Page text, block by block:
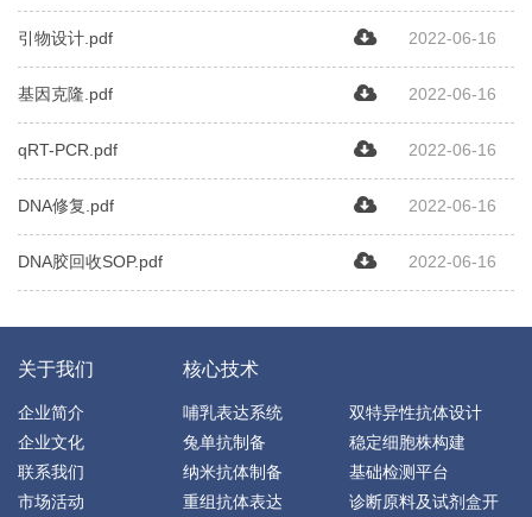
引物设计.pdf 2022-06-16
基因克隆.pdf 2022-06-16
qRT-PCR.pdf 2022-06-16
DNA修复.pdf 2022-06-16
DNA胶回收SOP.pdf 2022-06-16
关于我们
企业简介
企业文化
联系我们
市场活动
核心技术
哺乳表达系统
兔单抗制备
纳米抗体制备
重组抗体表达
双特异性抗体设计
稳定细胞株构建
基础检测平台
诊断原料及试剂盒开